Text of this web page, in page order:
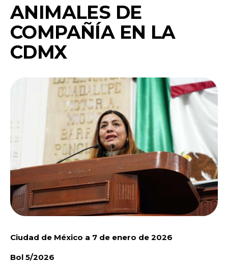
ANIMALES DE
COMPAÑÍA EN LA
CDMX
Ciudad de México a 7 de enero de 2026
Bol 5/2026